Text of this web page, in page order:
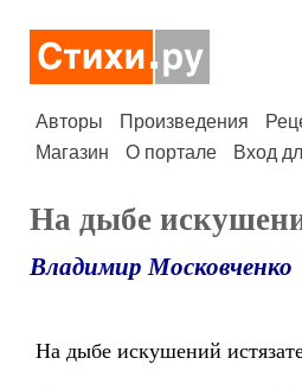
Авторы Произведения
Магазин
О портале Вход
На дыбе
Владимир Московченко
На дыбе искушений